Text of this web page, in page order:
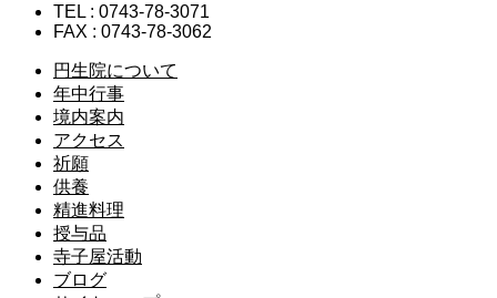
TEL : 0743-78-3071
FAX : 0743-78-3062
円生院について
年中行事
境内案内
アクセス
祈願
供養
精進料理
授与品
寺子屋活動
ブログ